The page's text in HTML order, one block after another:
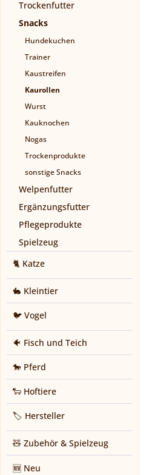
Trockenfutter
Snacks
Hundekuchen
Trainer
Kaustreifen
Kaurollen
Wurst
Kauknochen
Nogas
Trockenprodukte
sonstige Snacks
Welpenfutter
Ergänzungsfutter
Pflegeprodukte
Spielzeug
🐈 Katze
🐇 Kleintier
🐦 Vogel
🐠 Fisch und Teich
🐎 Pferd
🐑 Hoftiere
🏷️ Hersteller
🧸 Zubehör & Spielzeug
🆕 Neu